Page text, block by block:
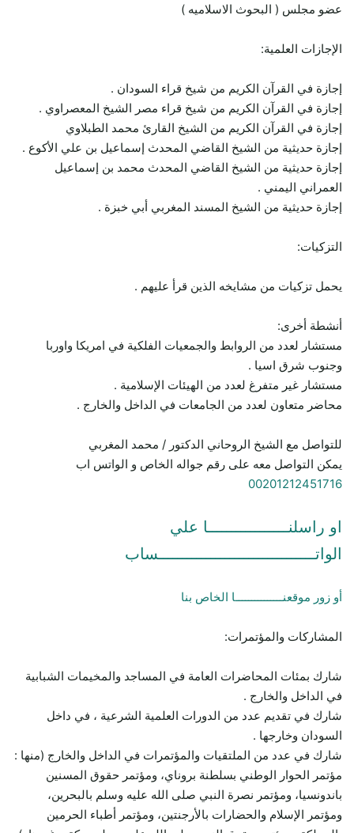
عضو مجلس ( البحوث الاسلاميه )
الإجازات العلمية:
إجازة في القرآن الكريم من شيخ قراء السودان .
إجازة في القرآن الكريم من شيخ قراء مصر الشيخ المعصراوي .
إجازة في القرآن الكريم من الشيخ القارئ محمد الطبلاوي
إجازة حديثية من الشيخ القاضي المحدث إسماعيل بن علي الأكوع .
إجازة حديثية من الشيخ القاضي المحدث محمد بن إسماعيل
العمراني اليمني .
إجازة حديثية من الشيخ المسند المغربي أبي خبزة .
التزكيات:
يحمل تزكيات من مشايخه الذين قرأ عليهم .
أنشطة أخرى:
مستشار لعدد من الروابط والجمعيات الفلكية في امريكا واوربا
وجنوب شرق اسيا .
مستشار غير متفرغ لعدد من الهيئات الإسلامية .
محاضر متعاون لعدد من الجامعات في الداخل والخارج .
للتواصل مع الشيخ الروحاني الدكتور / محمد المغربي
يمكن التواصل معه على رقم جواله الخاص و الواتس اب
00201212451716
او راسلنـــــــــــــــــا علي
الواتـــــــــــــــــــــــــــــــــساب
أو زور موقعنـــــــــــــــا الخاص بنا
المشاركات والمؤتمرات:
شارك بمئات المحاضرات العامة في المساجد والمخيمات الشبابية
في الداخل والخارج .
شارك في تقديم عدد من الدورات العلمية الشرعية ، في داخل
السودان وخارجها .
شارك في عدد من الملتقيات والمؤتمرات في الداخل والخارج (منها :
مؤتمر الحوار الوطني بسلطنة بروناي، ومؤتمر حقوق المسنين
باندونسيا، ومؤتمر نصرة النبي صلى الله عليه وسلم بالبحرين،
ومؤتمر الإسلام والحضارات بالأرجنتين، ومؤتمر أطباء الحرمين